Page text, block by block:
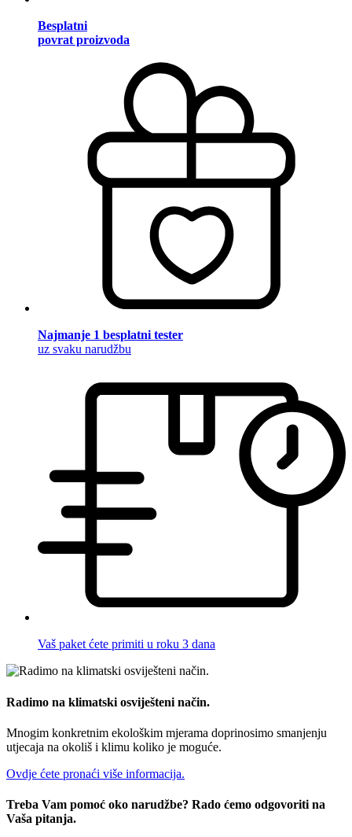
Besplatni
povrat proizvoda
Najmanje 1 besplatni tester
uz svaku narudžbu
Vaš paket ćete primiti u roku 3 dana
Radimo na klimatski osviješteni način.
Mnogim konkretnim ekološkim mjerama doprinosimo smanjenju
utjecaja na okoliš i klimu koliko je moguće.
Ovdje ćete pronaći više informacija.
Treba Vam pomoć oko narudžbe? Rado ćemo odgovoriti na
Vaša pitanja.